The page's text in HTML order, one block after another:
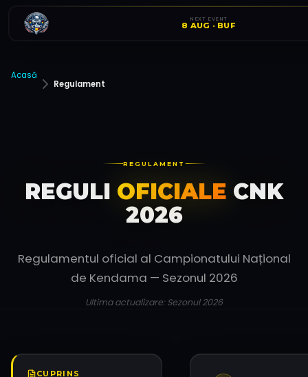
NEXT EVENT
8 AUG · BUF
Acasă
Regulament
REGULAMENT
REGULI OFICIALE CNK
2026
Regulamentul oficial al Campionatului Național
de Kendama — Sezonul 2026
Ultima actualizare: Sezonul2026
CUPRINS